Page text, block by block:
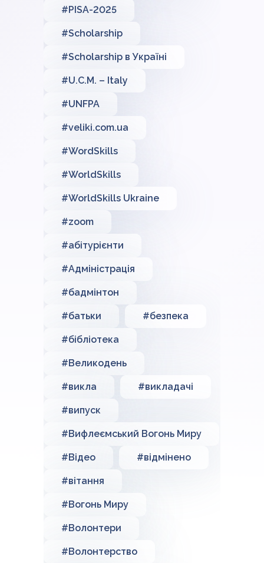
#PISA-2025
#Scholarship
#Scholarship в Україні
#U.C.M. – Italy
#UNFPA
#veliki.com.ua
#WordSkills
#WorldSkills
#WorldSkills Ukraine
#zoom
#абітурієнти
#Адміністрація
#бадмінтон
#батьки #безпека
#бібліотека
#Великодень
#викла #викладачі
#випуск
#Вифлеємський Вогонь Миру
#Відео #відмінено
#вітання
#Вогонь Миру
#Волонтери
#Волонтерство